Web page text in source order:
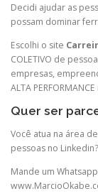
Decidi ajudar as
possam dominar
Escolhi o site
COLETIVO de
empresas,
ALTA
Quer ser
Você atua na área
pessoas no
Mande um